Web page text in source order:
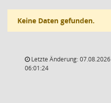
Keine Daten gefunden.
Letzte Änderung: 07.08.2026
06:01:24